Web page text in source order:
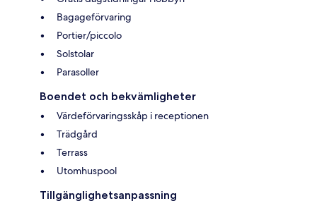
Bagageförvaring
Portier/piccolo
Solstolar
Parasoller
Boendet och bekvämligheter
Värdeförvaringsskåp i receptionen
Trädgård
Terrass
Utomhuspool
Tillgänglighetsanpassning